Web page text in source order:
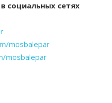
социальных сетях
mosbalepar
mosbalepar